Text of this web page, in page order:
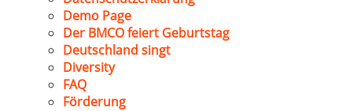
Demo Page
Der BMCO feiert Geburtstag
Deutschland singt
Diversity
FAQ
Förderung